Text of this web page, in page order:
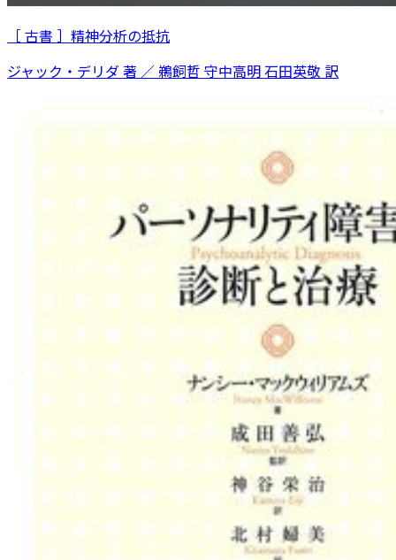
［ 古書 ］精神分析の抵抗
ジャック・デリダ 著 ／ 鵜飼哲 守中高明 石田英敬 訳